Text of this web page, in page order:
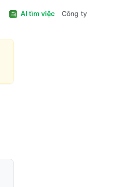
AI tìm việc Công ty